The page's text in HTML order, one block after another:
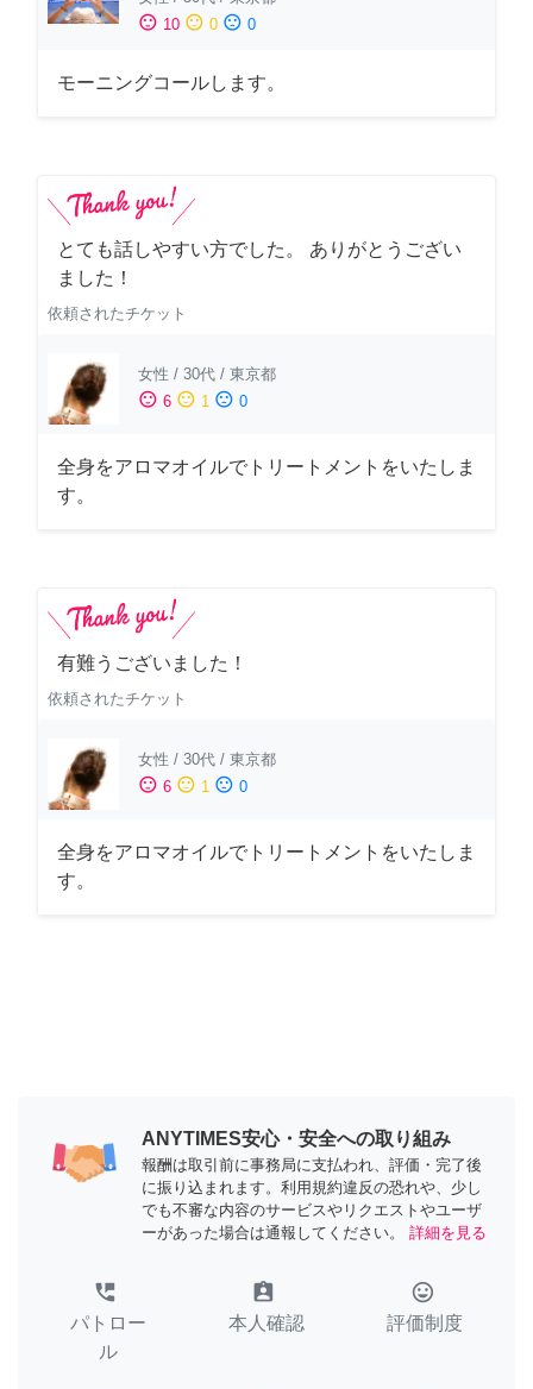
sentiment_satisfied 10 sentiment_neutral 0 sentiment_dissatisfied 0
モーニングコールします。
とても話しやすい方でした。 ありがとうござい
ました！
依頼されたチケット
女性 / 30代 / 東京都
sentiment_satisfied 6 sentiment_neutral 1 sentiment_dissatisfied 0
全身をアロマオイルでトリートメントをいたしま
す。
有難うございました！
依頼されたチケット
女性 / 30代 / 東京都
sentiment_satisfied 6 sentiment_neutral 1 sentiment_dissatisfied 0
全身をアロマオイルでトリートメントをいたしま
す。
ANYTIMES安心・安全への取り組み
報酬は取引前に事務局に支払われ、評価・完了後
に振り込まれます。利用規約違反の恐れや、少し
でも不審な内容のサービスやリクエストやユーザ
ーがあった場合は通報してください。
詳細を見る
perm_phone_msg
パトロー
ル
assignment_ind
本人確認
tag_faces
評価制度